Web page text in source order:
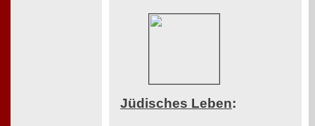
Jüdisches Leben: